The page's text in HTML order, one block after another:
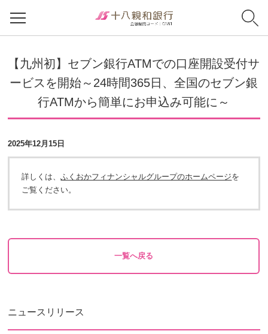
【九州初】セブン銀行ATMでの口座開設受付サ
ービスを開始～24時間365日、全国のセブン銀
行ATMから簡単にお申込み可能に～
2025年12月15日
詳しくは、ふくおかフィナンシャルグループのホームページを
ご覧ください。
一覧へ戻る
ニュースリリース